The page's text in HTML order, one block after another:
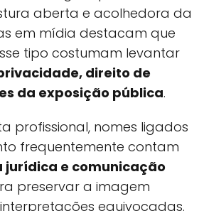
aberta e acolhedora da
em mídia destacam que
tipo costumam levantar
direito de
da exposição pública.
profissional, nomes ligados
frequentemente contam
jurídica e comunicação
preservar a imagem
equivocadas.